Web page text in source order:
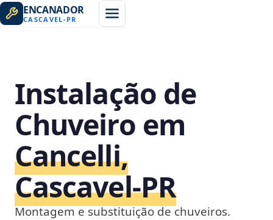
ENCANADOR
CASCAVEL-PR
Instalação de
Chuveiro em
Cancelli,
Cascavel‑PR
Montagem e substituição de chuveiros.